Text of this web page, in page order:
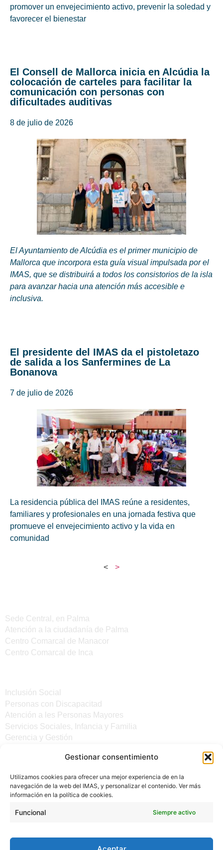
Gestionar consentimiento
Utilizamos cookies para ofrecer una mejor experiencia de en la
navegación de la web del IMAS, y personalizar el contenido. Ver más
información en la política de cookies.
Funcional Siempre activo
promover un envejecimiento activo, prevenir la soledad y
favorecer el bienestar
El Consell de Mallorca inicia en Alcúdia la
colocación de carteles para facilitar la
comunicación con personas con
dificultades auditivas
8 de julio de 2026
El Ayuntamiento de Alcúdia es el primer municipio de
Mallorca que incorpora esta guía visual impulsada por el
IMAS, que se distribuirá a todos los consistorios de la isla
para avanzar hacia una atención más accesible e
inclusiva.
El presidente del IMAS da el pistoletazo
de salida a los Sanfermines de La
Bonanova
7 de julio de 2026
La residencia pública del IMAS reúne a residentes,
familiares y profesionales en una jornada festiva que
promueve el envejecimiento activo y la vida en
comunidad
< >
Sede Central, en Palma
Atención a la ciudadanía de Palma
Centro Comarcal de Manacor
Centro Comarcal de Inca
Inclusión Social
Personas con Discapacitad
Atención a les Personas Mayores
Servicios Sociales, Infancia y Familia
Gerencia y Gestión
Otros enlaces
Noticias
Sede electrónica del CiM
Protección de Datos